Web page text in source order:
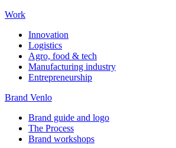
Work
Innovation
Logistics
Agro, food & tech
Manufacturing industry
Entrepreneurship
Brand Venlo
Brand guide and logo
The Process
Brand workshops